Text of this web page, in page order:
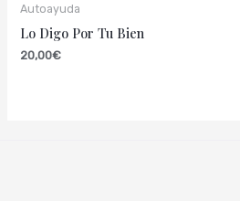
Autoayuda
Lo Digo Por Tu Bien
20,00€